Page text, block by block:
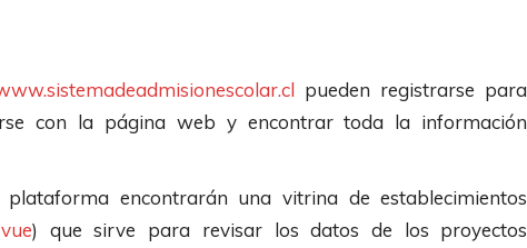
pueden registrarse para
con la página web y encontrar toda la información
encontrarán una vitrina de establecimientos
) que sirve para revisar los datos de los proyectos